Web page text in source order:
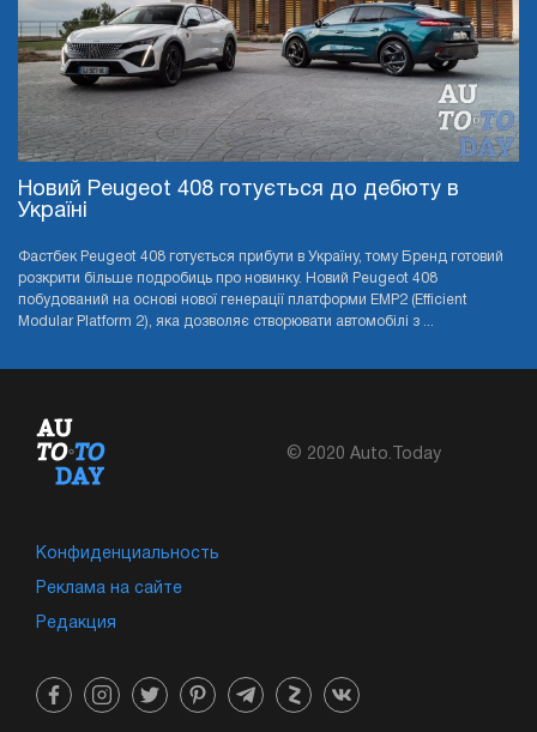
Новий Peugeot 408 готується до дебюту в
Україні
Фастбек Peugeot 408 готується прибути в Україну, тому Бренд готовий
розкрити більше подробиць про новинку. Новий Peugeot 408
побудований на основі нової генерації платформи EMP2 (Efficient
Modular Platform 2), яка дозволяє створювати автомобілі з ...
© 2020 Auto.Today
Конфиденциальность
Реклама на сайте
Редакция